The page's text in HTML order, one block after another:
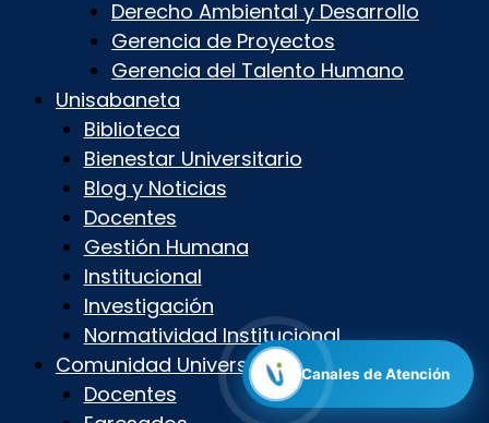
Canales de Atención
Derecho Ambiental y Desarrollo
Gerencia de Proyectos
Gerencia del Talento Humano
Unisabaneta
Biblioteca
Bienestar Universitario
Blog y Noticias
Docentes
Gestión Humana
Institucional
Investigación
Normatividad Institucional
Comunidad Universitaria
Docentes